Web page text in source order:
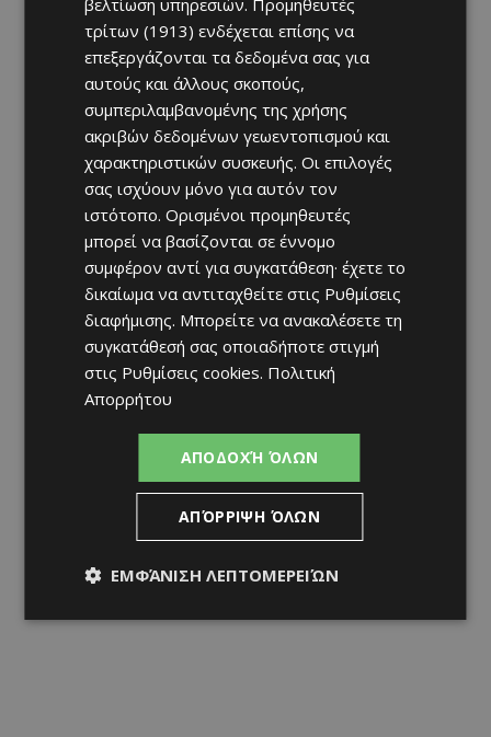
τρίτων (1913) ενδέχεται επίσης να
επεξεργάζονται τα δεδομένα σας για
αυτούς και άλλους σκοπούς,
συμπεριλαμβανομένης της χρήσης
ακριβών δεδομένων γεωεντοπισμού και
χαρακτηριστικών συσκευής. Οι επιλογές
σας ισχύουν μόνο για αυτόν τον
ιστότοπο. Ορισμένοι προμηθευτές
μπορεί να βασίζονται σε έννομο
συμφέρον αντί για συγκατάθεση· έχετε το
δικαίωμα να αντιταχθείτε στις Ρυθμίσεις
διαφήμισης. Μπορείτε να ανακαλέσετε τη
συγκατάθεσή σας οποιαδήποτε στιγμή
στις Ρυθμίσεις cookies. Πολιτική
Απορρήτου
ΑΠΟΔΟΧΉ ΌΛΩΝ
ΑΠΌΡΡΙΨΗ ΌΛΩΝ
ΕΜΦΆΝΙΣΗ ΛΕΠΤΟΜΕΡΕΙΏΝ